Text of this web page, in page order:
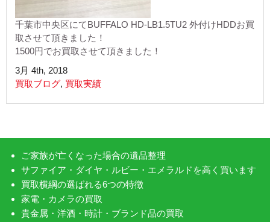
千葉市中央区にてBUFFALO HD-LB1.5TU2 外付けHDDお買
取させて頂きました！
1500円でお買取させて頂きました！
3月 4th, 2018
買取ブログ, 買取実績
ご家族が亡くなった場合の遺品整理
サファイア・ダイヤ・ルビー・エメラルドを高く買います
買取横綱の選ばれる6つの特徴
家電・カメラの買取
貴金属・洋酒・時計・ブランド品の買取